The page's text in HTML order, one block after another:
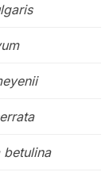
betulina